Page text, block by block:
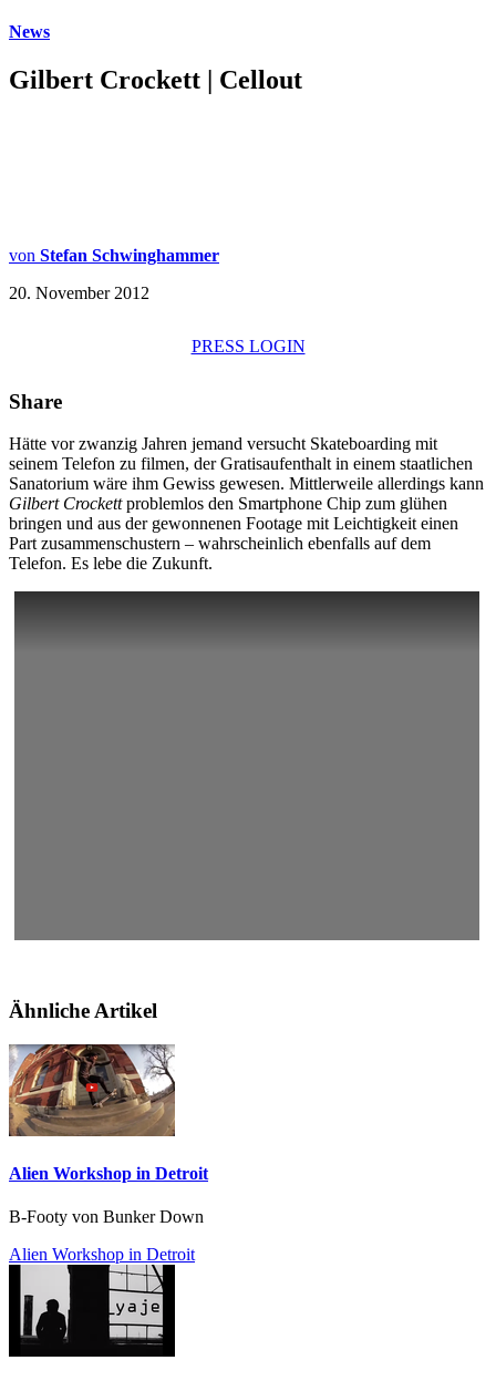
News
Gilbert Crockett | Cellout
von Stefan Schwinghammer
20. November 2012
PRESS LOGIN
Share
Hätte vor zwanzig Jahren jemand versucht Skateboarding mit
seinem Telefon zu filmen, der Gratisaufenthalt in einem staatlichen
Sanatorium wäre ihm Gewiss gewesen. Mittlerweile allerdings kann
Gilbert Crockettproblemlos den Smartphone Chip zum glühen
bringen und aus der gewonnenen Footage mit Leichtigkeit einen
Part zusammenschustern – wahrscheinlich ebenfalls auf dem
Telefon. Es lebe die Zukunft.
Ähnliche Artikel
Alien Workshop in Detroit
B-Footy von Bunker Down
Alien Workshop in Detroit